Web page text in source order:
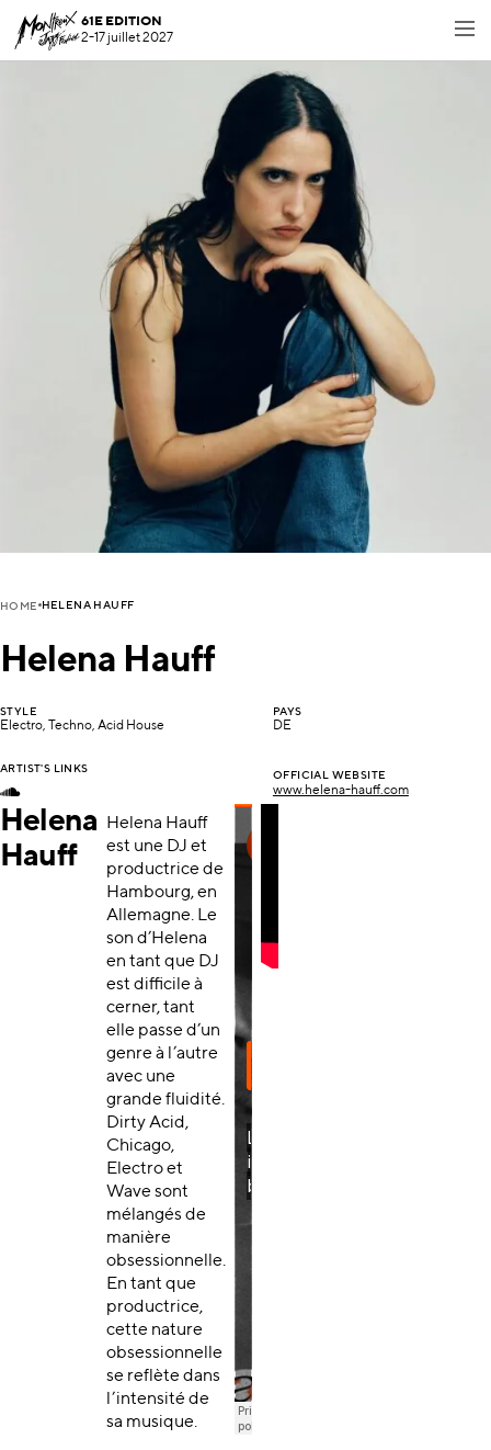
61E EDITION
2-17 juillet 2027
HOME HELENA HAUFF
Helena Hauff
STYLE
Electro, Techno, Acid House
PAYS
DE
ARTIST'S LINKS
OFFICIAL WEBSITE
www.helena-hauff.com
Helena
Hauff
Helena Hauff
est une DJ et
productrice de
Hambourg, en
Allemagne. Le
son d’Helena
en tant que DJ
est difficile à
cerner, tant
elle passe d’un
genre à l’autre
avec une
grande fluidité.
Dirty Acid,
Chicago,
Electro et
Wave sont
mélangés de
manière
obsessionnelle.
En tant que
productrice,
cette nature
obsessionnelle
se reflète dans
l’intensité de
sa musique.